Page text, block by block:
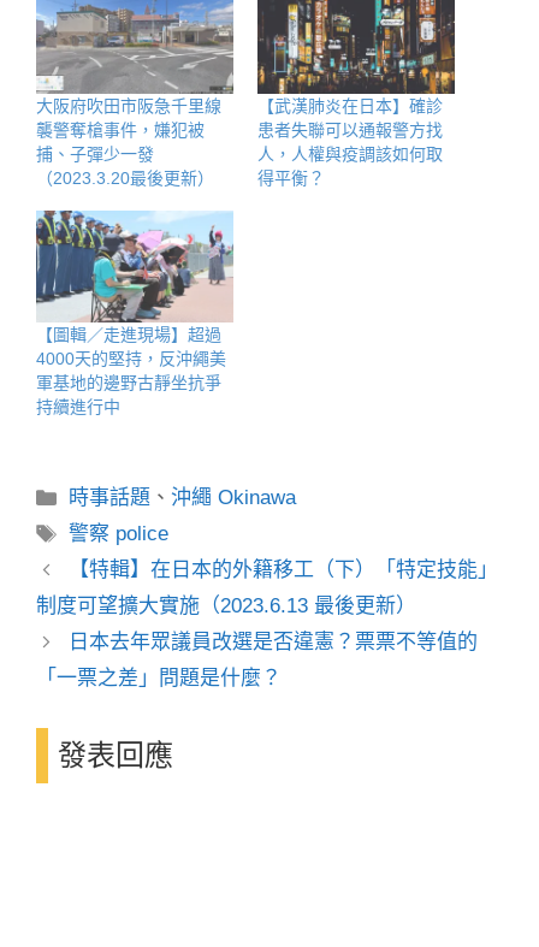
大阪府吹田市阪急千里線
襲警奪槍事件，嫌犯被
捕、子彈少一發
（2023.3.20最後更新）
【武漢肺炎在日本】確診
患者失聯可以通報警方找
人，人權與疫調該如何取
得平衡？
【圖輯／走進現場】超過
4000天的堅持，反沖繩美
軍基地的邊野古靜坐抗爭
持續進行中
分
類
時事話題 、沖繩 Okinawa
標
籤
警察 police
【特輯】在日本的外籍移工（下）「特定技能」
制度可望擴大實施（2023.6.13 最後更新）
日本去年眾議員改選是否違憲？票票不等值的
「一票之差」問題是什麼？
發表回應